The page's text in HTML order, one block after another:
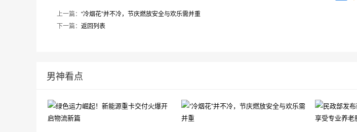
上一篇： “冷烟花”并不冷，节庆燃放安全与欢乐需并重
下一篇： 返回列表
男神看点